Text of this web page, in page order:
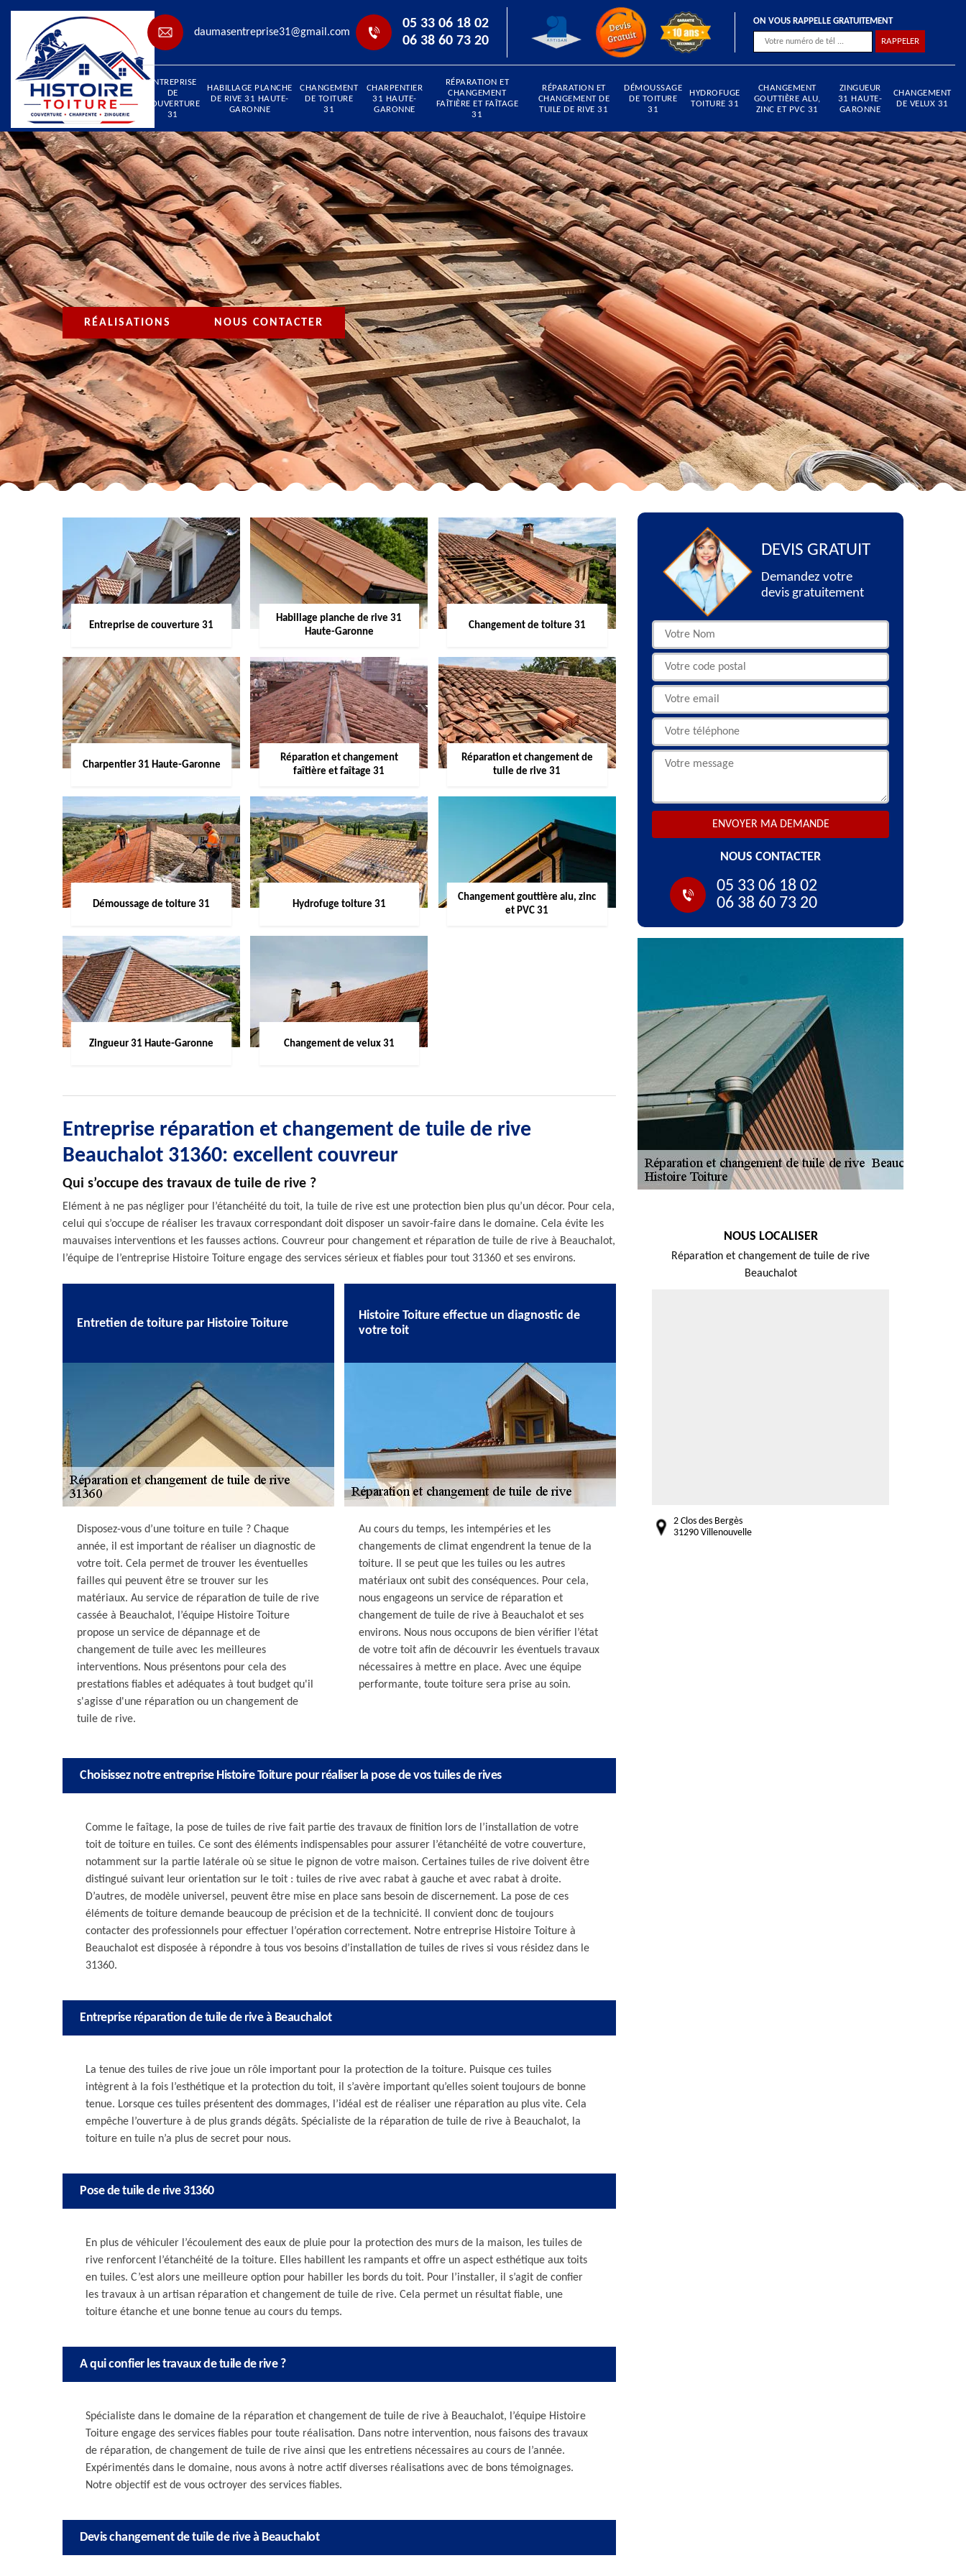
daumasentreprise31@gmail.com
05 33 06 18 02
06 38 60 73 20
ON VOUS RAPPELLE GRATUITEMENT
ENTREPRISE
DE
COUVERTURE
31
HABILLAGE PLANCHE
DE RIVE 31 HAUTE-
GARONNE
CHANGEMENT
DE TOITURE
31
CHARPENTIER
31 HAUTE-
GARONNE
RÉPARATION ET
CHANGEMENT
FAÎTIÈRE ET FAÎTAGE
31
RÉPARATION ET
CHANGEMENT DE
TUILE DE RIVE 31
DÉMOUSSAGE
DE TOITURE
31
HYDROFUGE
TOITURE 31
CHANGEMENT
GOUTTIÈRE ALU,
ZINC ET PVC 31
ZINGUEUR
31 HAUTE-
GARONNE
CHANGEMENT
DE VELUX 31
RÉALISATIONS NOUS CONTACTER
Entreprise de couverture 31
Habillage planche de rive 31
Haute-Garonne
Changement de toiture 31
Charpentier 31 Haute-Garonne
Réparation et changement
faîtière et faîtage 31
Réparation et changement de
tuile de rive 31
Démoussage de toiture 31 Hydrofuge toiture 31
Changement gouttière alu, zinc
et PVC 31
Zingueur 31 Haute-Garonne Changement de velux 31
Entreprise réparation et changement de tuile de rive
Beauchalot 31360: excellent couvreur
Qui s’occupe des travaux de tuile de rive ?
Elément à ne pas négliger pour l’étanchéité du toit, la tuile de rive est une protection bien plus qu’un décor. Pour cela,
celui qui s’occupe de réaliser les travaux correspondant doit disposer un savoir-faire dans le domaine. Cela évite les
mauvaises interventions et les fausses actions. Couvreur pour changement et réparation de tuile de rive à Beauchalot,
l’équipe de l’entreprise Histoire Toiture engage des services sérieux et fiables pour tout 31360 et ses environs.
Entretien de toiture par Histoire Toiture
Disposez-vous d’une toiture en tuile ? Chaque
année, il est important de réaliser un diagnostic de
votre toit. Cela permet de trouver les éventuelles
failles qui peuvent être se trouver sur les
matériaux. Au service de réparation de tuile de rive
cassée à Beauchalot, l’équipe Histoire Toiture
propose un service de dépannage et de
changement de tuile avec les meilleures
interventions. Nous présentons pour cela des
prestations fiables et adéquates à tout budget qu'il
s'agisse d'une réparation ou un changement de
tuile de rive.
Histoire Toiture effectue un diagnostic de
votre toit
Au cours du temps, les intempéries et les
changements de climat engendrent la tenue de la
toiture. Il se peut que les tuiles ou les autres
matériaux ont subit des conséquences. Pour cela,
nous engageons un service de réparation et
changement de tuile de rive à Beauchalot et ses
environs. Nous nous occupons de bien vérifier l’état
de votre toit afin de découvrir les éventuels travaux
nécessaires à mettre en place. Avec une équipe
performante, toute toiture sera prise au soin.
Choisissez notre entreprise Histoire Toiture pour réaliser la pose de vos tuiles de rives
Comme le faîtage, la pose de tuiles de rive fait partie des travaux de finition lors de l’installation de votre
toit de toiture en tuiles. Ce sont des éléments indispensables pour assurer l’étanchéité de votre couverture,
notamment sur la partie latérale où se situe le pignon de votre maison. Certaines tuiles de rive doivent être
distingué suivant leur orientation sur le toit : tuiles de rive avec rabat à gauche et avec rabat à droite.
D’autres, de modèle universel, peuvent être mise en place sans besoin de discernement. La pose de ces
éléments de toiture demande beaucoup de précision et de la technicité. Il convient donc de toujours
contacter des professionnels pour effectuer l’opération correctement. Notre entreprise Histoire Toiture à
Beauchalot est disposée à répondre à tous vos besoins d’installation de tuiles de rives si vous résidez dans le
31360.
Entreprise réparation de tuile de rive à Beauchalot
La tenue des tuiles de rive joue un rôle important pour la protection de la toiture. Puisque ces tuiles
intègrent à la fois l’esthétique et la protection du toit, il s’avère important qu’elles soient toujours de bonne
tenue. Lorsque ces tuiles présentent des dommages, l’idéal est de réaliser une réparation au plus vite. Cela
empêche l’ouverture à de plus grands dégâts. Spécialiste de la réparation de tuile de rive à Beauchalot, la
toiture en tuile n’a plus de secret pour nous.
Pose de tuile de rive 31360
En plus de véhiculer l’écoulement des eaux de pluie pour la protection des murs de la maison, les tuiles de
rive renforcent l’étanchéité de la toiture. Elles habillent les rampants et offre un aspect esthétique aux toits
en tuiles. C’est alors une meilleure option pour habiller les bords du toit. Pour l’installer, il s’agit de confier
les travaux à un artisan réparation et changement de tuile de rive. Cela permet un résultat fiable, une
toiture étanche et une bonne tenue au cours du temps.
A qui confier les travaux de tuile de rive ?
Spécialiste dans le domaine de la réparation et changement de tuile de rive à Beauchalot, l’équipe Histoire
Toiture engage des services fiables pour toute réalisation. Dans notre intervention, nous faisons des travaux
de réparation, de changement de tuile de rive ainsi que les entretiens nécessaires au cours de l’année.
Expérimentés dans le domaine, nous avons à notre actif diverses réalisations avec de bons témoignages.
Notre objectif est de vous octroyer des services fiables.
Devis changement de tuile de rive à Beauchalot
DEVIS GRATUIT
Demandez votre
devis gratuitement
NOUS CONTACTER
05 33 06 18 02
06 38 60 73 20
NOUS LOCALISER
Réparation et changement de tuile de rive
Beauchalot
2 Clos des Bergès
31290 Villenouvelle